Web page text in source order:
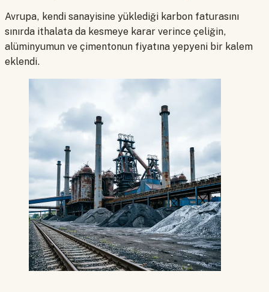
Avrupa, kendi sanayisine yüklediği karbon faturasını
sınırda ithalata da kesmeye karar verince çeliğin,
alüminyumun ve çimentonun fiyatına yepyeni bir kalem
eklendi.